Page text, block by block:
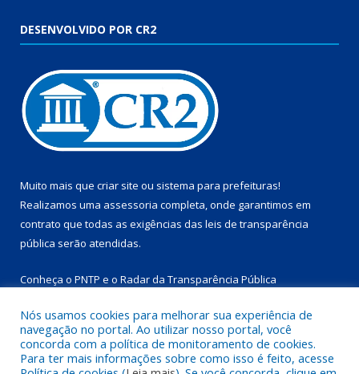
DESENVOLVIDO POR CR2
Muito mais que criar site ou sistema para prefeituras!
Realizamos uma assessoria completa, onde garantimos em
contrato que todas as exigências das leis de transparência
pública serão atendidas.
Conheça o PNTP e o Radar da Transparência Pública
Todos os direitos reservados a Prefeitura Municipal de
Nós usamos cookies para melhorar sua experiência de
navegação no portal. Ao utilizar nosso portal, você
concorda com a política de monitoramento de cookies.
Para ter mais informações sobre como isso é feito, acesse